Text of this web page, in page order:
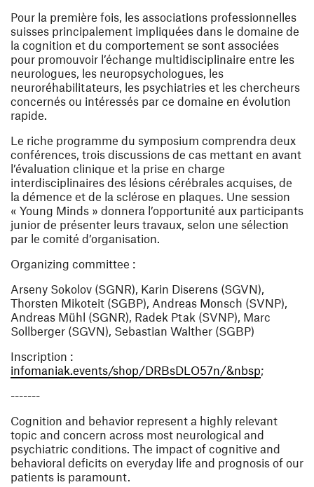
Pour la première fois, les associations professionnelles
suisses principalement impliquées dans le domaine de
la cognition et du comportement se sont associées
pour promouvoir l’échange multidisciplinaire entre les
neurologues, les neuropsychologues, les
neuroréhabilitateurs, les psychiatries et les chercheurs
concernés ou intéressés par ce domaine en évolution
rapide.
Le riche programme du symposium comprendra deux
conférences, trois discussions de cas mettant en avant
l’évaluation clinique et la prise en charge
interdisciplinaires des lésions cérébrales acquises, de
la démence et de la sclérose en plaques. Une session
« Young Minds » donnera l’opportunité aux participants
junior de présenter leurs travaux, selon une sélection
par le comité d’organisation.
Organizing committee :
Arseny Sokolov (SGNR), Karin Diserens (SGVN),
Thorsten Mikoteit (SGBP), Andreas Monsch (SVNP),
Andreas Mühl (SGNR), Radek Ptak (SVNP), Marc
Sollberger (SGVN), Sebastian Walther (SGBP)
Inscription :
infomaniak.events/shop/DRBsDLO57n/&nbsp(ouvre
;
-------
Cognition and behavior represent a highly relevant
topic and concern across most neurological and
psychiatric conditions. The impact of cognitive and
behavioral deficits on everyday life and prognosis of our
patients is paramount.